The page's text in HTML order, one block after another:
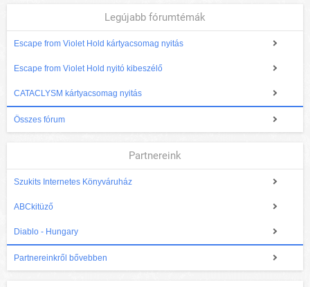
Legújabb fórumtémák
Escape from Violet Hold kártyacsomag nyitás
Escape from Violet Hold nyitó kibeszélő
CATACLYSM kártyacsomag nyitás
Összes fórum
Partnereink
Szukits Internetes Könyváruház
ABCkitüző
Diablo - Hungary
Partnereinkről bővebben